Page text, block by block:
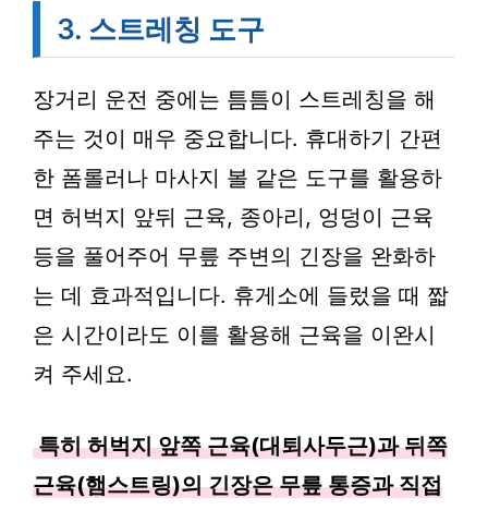
3. 스트레칭 도구
장거리 운전 중에는 틈틈이 스트레칭을 해
주는 것이 매우 중요합니다. 휴대하기 간편
한 폼롤러나 마사지 볼 같은 도구를 활용하
면 허벅지 앞뒤 근육, 종아리, 엉덩이 근육
등을 풀어주어 무릎 주변의 긴장을 완화하
는 데 효과적입니다. 휴게소에 들렀을 때 짧
은 시간이라도 이를 활용해 근육을 이완시
켜 주세요.
특히 허벅지 앞쪽 근육(대퇴사두근)과 뒤쪽
근육(햄스트링)의 긴장은 무릎 통증과 직접